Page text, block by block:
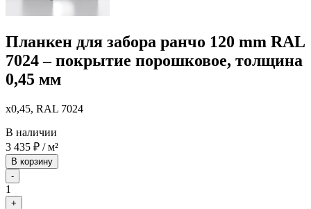
Планкен для забора ранчо 120 mm RAL
7024 – покрытие порошковое, толщина
0,45 мм
x0,45, RAL 7024
В наличии
3 435 ₽ / м²
В корзину
-
1
+